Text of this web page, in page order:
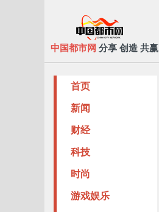
中国都市网 分享 创造 共赢
首页
新闻
财经
科技
时尚
游戏娱乐